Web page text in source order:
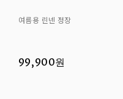
여름용 린넨 정장
99,900원